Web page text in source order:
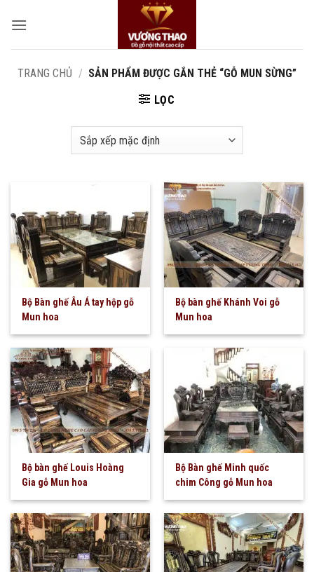
qua
TRANG CHỦ / SẢN PHẨM ĐƯỢC GẮN THẺ “GỖ MUN SỪNG”
LỌC
Bộ Bàn ghế Âu Á tay hộp gỗ
Mun hoa
Bộ bàn ghế Khánh Voi gỗ
Mun hoa
Bộ bàn ghế Louis Hoàng
Gia gỗ Mun hoa
Bộ Bàn ghế Minh quốc
chim Công gỗ Mun hoa